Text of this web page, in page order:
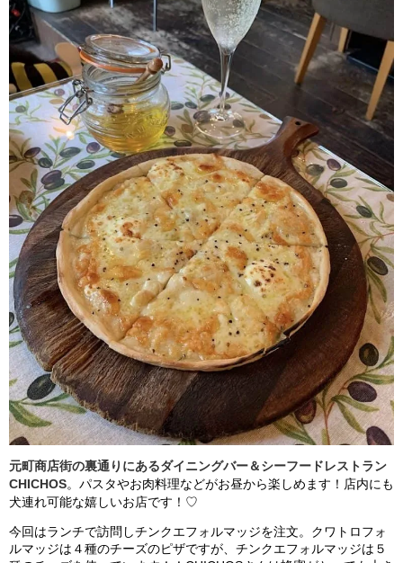
元町商店街の裏通りにあるダイニングバー＆シーフードレストラン
CHICHOS。パスタやお肉料理などがお昼から楽しめます！店内にも
犬連れ可能な嬉しいお店です！♡
今回はランチで訪問しチンクエフォルマッジを注文。クワトロフォ
ルマッジは４種のチーズのピザですが、チンクエフォルマッジは５